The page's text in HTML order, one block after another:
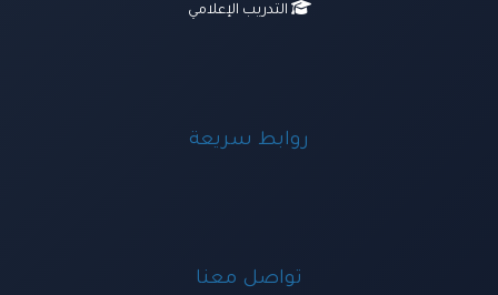
التدريب الإعلامي
روابط سريعة
تواصل معنا